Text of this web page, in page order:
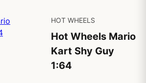
HOT WHEELS
Hot Wheels Mario
Kart Shy Guy
1:64